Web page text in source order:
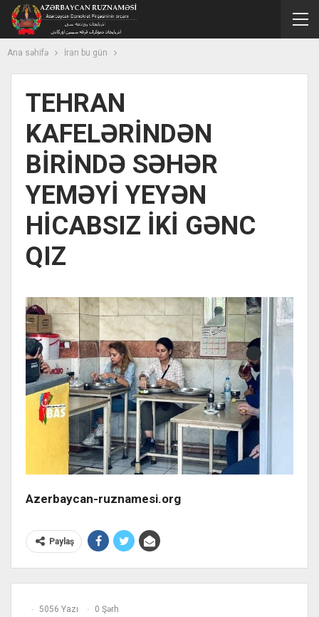
Ana səhifə İran bu gün
TEHRAN
KAFELƏRİNDƏN
BİRİNDƏ SƏHƏR
YEMƏYİ YEYƏN
HİCABSIZ İKİ GƏNC
QIZ
Azerbaycan-ruznamesi.org
Paylaş
5056 Yazı 0 Şərh